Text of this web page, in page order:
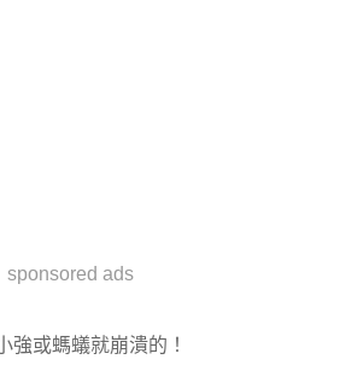
sponsored ads
強或螞蟻就崩潰的！